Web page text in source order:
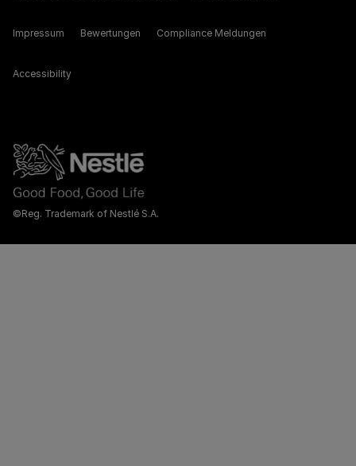
©Reg. Trademark of Nestlé S.A.
Impressum Bewertungen Compliance Meldungen
Accessibility